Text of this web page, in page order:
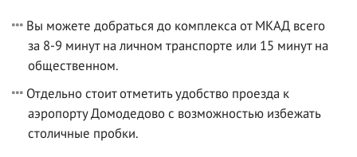
Вы можете добраться до комплекса от МКАД всего
за 8-9 минут на личном транспорте или 15 минут на
общественном.
Отдельно стоит отметить удобство проезда к
аэропорту Домодедово с возможностью избежать
столичные пробки.